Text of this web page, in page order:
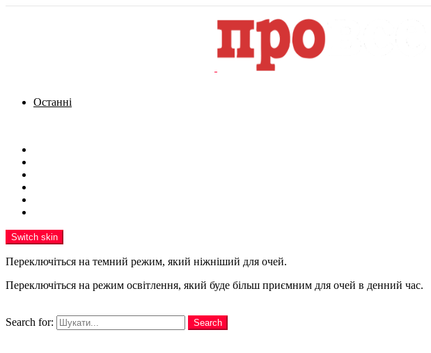
Останні
Switch skin
Переключіться на темний режим, який ніжніший для очей.
Переключіться на режим освітлення, який буде більш приємним для очей в денний час.
Search for:
Search